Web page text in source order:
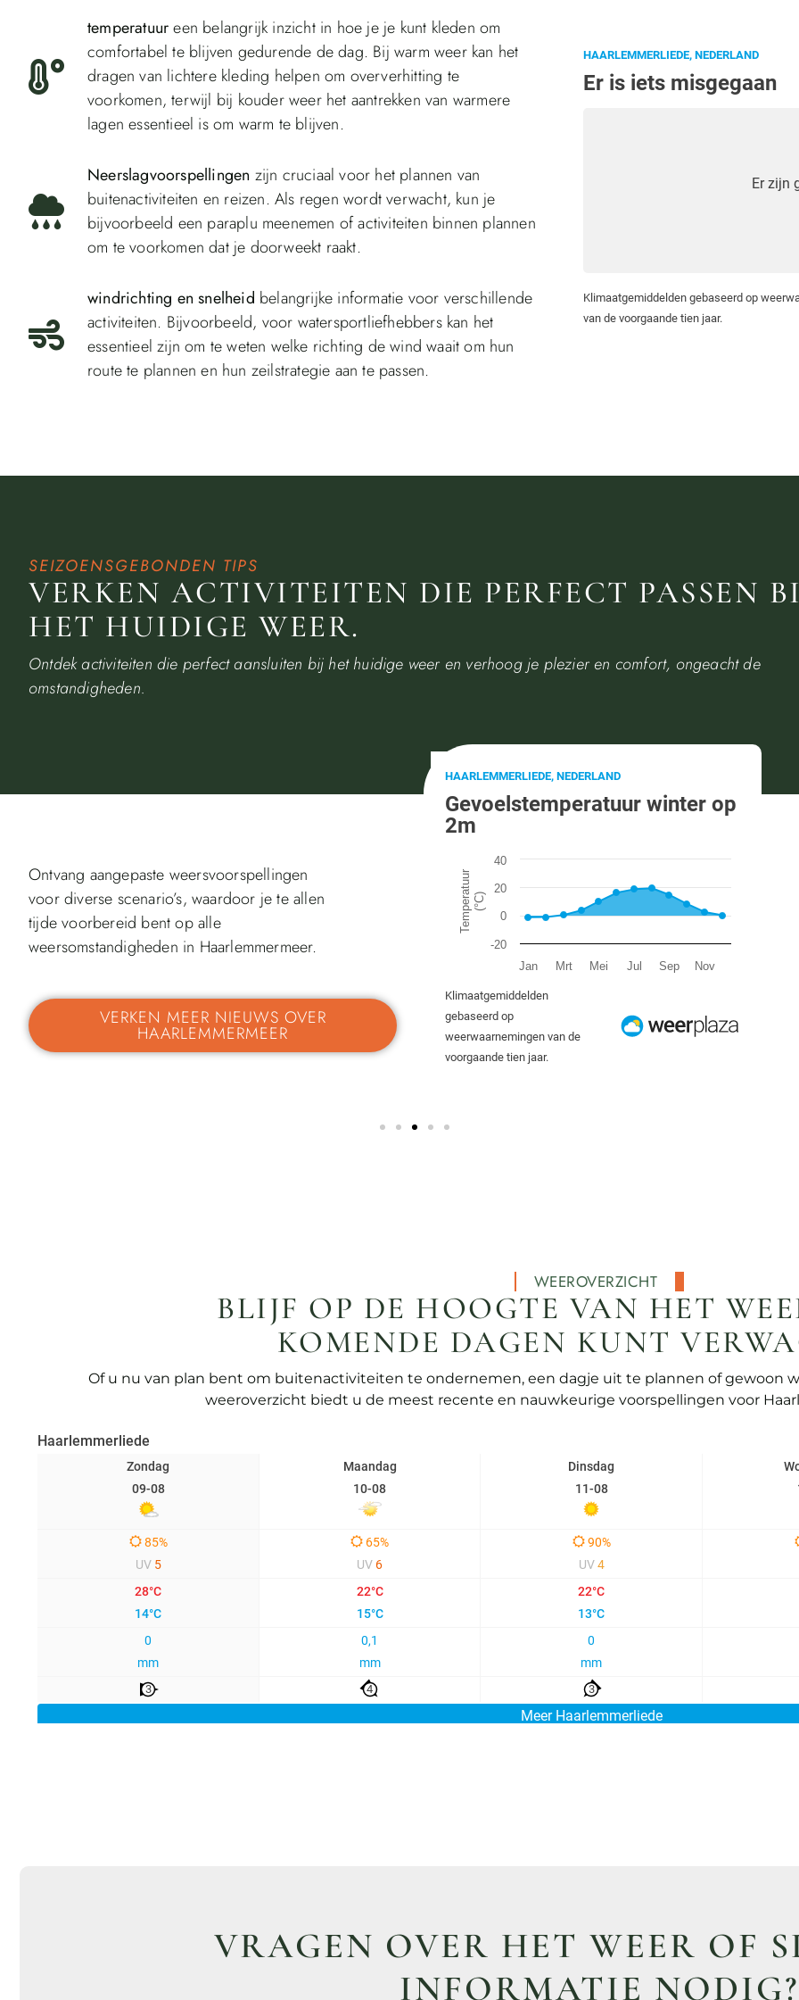
temperatuureen belangrijk inzicht in hoe je je kunt kleden om
comfortabel te blijven gedurende de dag. Bij warm weer kan het
dragen van lichtere kleding helpen om oververhitting te
voorkomen, terwijl bij kouder weer het aantrekken van warmere
lagen essentieel is om warm te blijven.
Neerslagvoorspellingen zijn cruciaal voor het plannen van
buitenactiviteiten en reizen. Als regen wordt verwacht, kun je
bijvoorbeeld een paraplu meenemen of activiteiten binnen plannen
om te voorkomen dat je doorweekt raakt.
windrichting en snelheid belangrijke informatie voor verschillende
activiteiten. Bijvoorbeeld, voor watersportliefhebbers kan het
essentieel zijn om te weten welke richting de wind waait om hun
route te plannen en hun zeilstrategie aan te passen.
SEIZOENSGEBONDEN TIPS
VERKEN ACTIVITEITEN DIE PERFECT PASSEN
HET HUIDIGE WEER.
Ontdek activiteiten die perfect aansluiten bij het huidige weer en verhoog je plezier en comfort, ongeacht de
omstandigheden.
Ontvang aangepaste weersvoorspellingen
voor diverse scenario’s, waardoor je te allen
tijde voorbereid bent op alle
weersomstandigheden in Haarlemmermeer.
VERKEN MEER NIEUWS OVER
HAARLEMMERMEER
WEEROVERZICHT
BLIJF OP DE HOOGTE VAN HET
KOMENDE DAGEN KUNT
Of u nu van plan bent om buitenactiviteiten te ondernemen, een dagje uit te plannen of gewoon
weeroverzicht biedt u de meest recente en nauwkeurige voorspellingen voor
VRAGEN OVER HET WEER OF
INFORMATIE NODIG?